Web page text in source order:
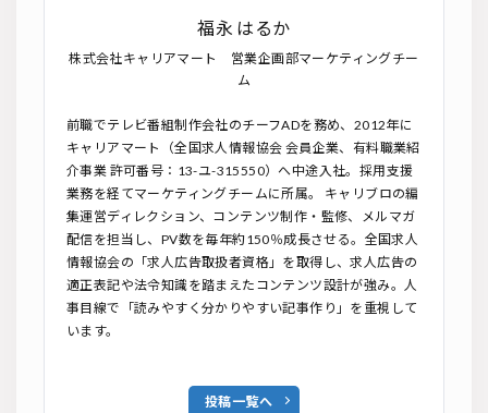
福永 はるか
株式会社キャリアマート 営業企画部マーケティングチー
ム
前職でテレビ番組制作会社のチーフADを務め、2012年に
キャリアマート（全国求人情報協会 会員企業、有料職業紹
介事業 許可番号：13-ユ-315550）へ中途入社。採用支援
業務を経てマーケティングチームに所属。 キャリブロの編
集運営ディレクション、コンテンツ制作・監修、メルマガ
配信を担当し、PV数を毎年約150％成長させる。全国求人
情報協会の「求人広告取扱者資格」を取得し、求人広告の
適正表記や法令知識を踏まえたコンテンツ設計が強み。人
事目線で「読みやすく分かりやすい記事作り」を重視して
います。
投稿一覧へ